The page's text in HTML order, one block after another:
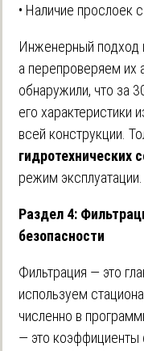
• Наличие прослоек
Инженерный подход
а перепроверяем их
обнаружили, что за
его характеристики
всей конструкции.
гидротехнических
режим эксплуатации.
Раздел 4:
безопасности
Фильтрация — это
используем
численно в
— это коэффициенты